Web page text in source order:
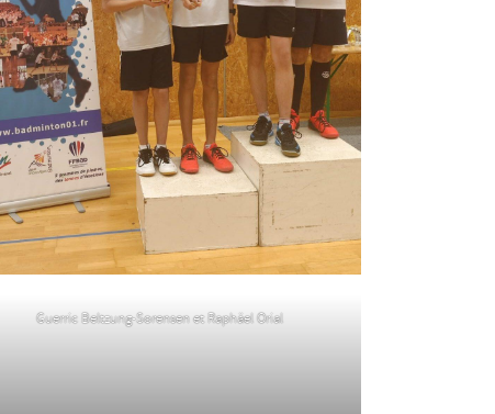
Guerric Beltzung-Sorensen et Raphäel Orial